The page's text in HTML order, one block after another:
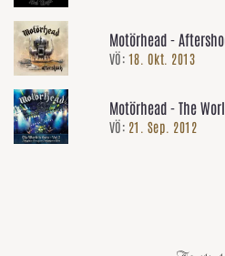
Motörhead -
VÖ: 18. Okt. 2013
Motörhead - The
VÖ: 21. Sep. 2012